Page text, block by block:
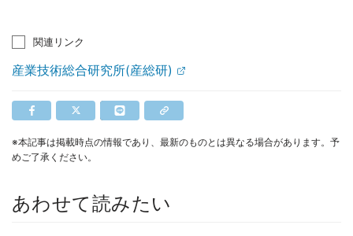
関連リンク
産業技術総合研究所(産総研)
※本記事は掲載時点の情報であり、最新のものとは異なる場合があります。予
めご了承ください。
あわせて読みたい